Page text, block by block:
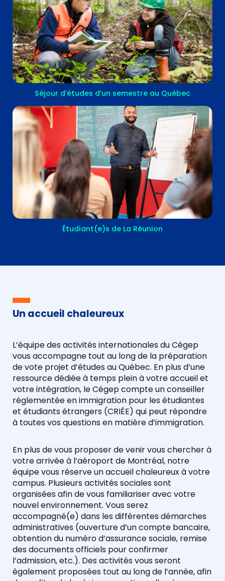
Séjour d’études d’un semestre au Québec
Étudiant(e)s de La Réunion
Un accueil chaleureux
L’équipe des activités internationales du Cégep
vous accompagne tout au long de la préparation
de vote projet d’études au Québec. En plus d’une
ressource dédiée à temps plein à votre accueil et
votre intégration, le Cégep compte un conseiller
réglementée en immigration pour les étudiantes
et étudiants étrangers (CRIÉE) qui peut répondre
à toutes vos questions en matière d’immigration.
En plus de vous proposer de venir vous chercher à
votre arrivée à l’aéroport de Montréal, notre
équipe vous réserve un accueil chaleureux à votre
campus. Plusieurs activités sociales sont
organisées afin de vous familiariser avec votre
nouvel environnement. Vous serez
accompagné(e) dans les différentes démarches
administratives (ouverture d’un compte bancaire,
obtention du numéro d’assurance sociale, remise
des documents officiels pour confirmer
l’admission, etc.). Des activités vous seront
également proposées tout au long de l’année, afin